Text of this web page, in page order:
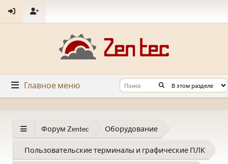
Главное меню
Форум Zentec Оборудование
Пользовательские терминалы и графические ПЛК